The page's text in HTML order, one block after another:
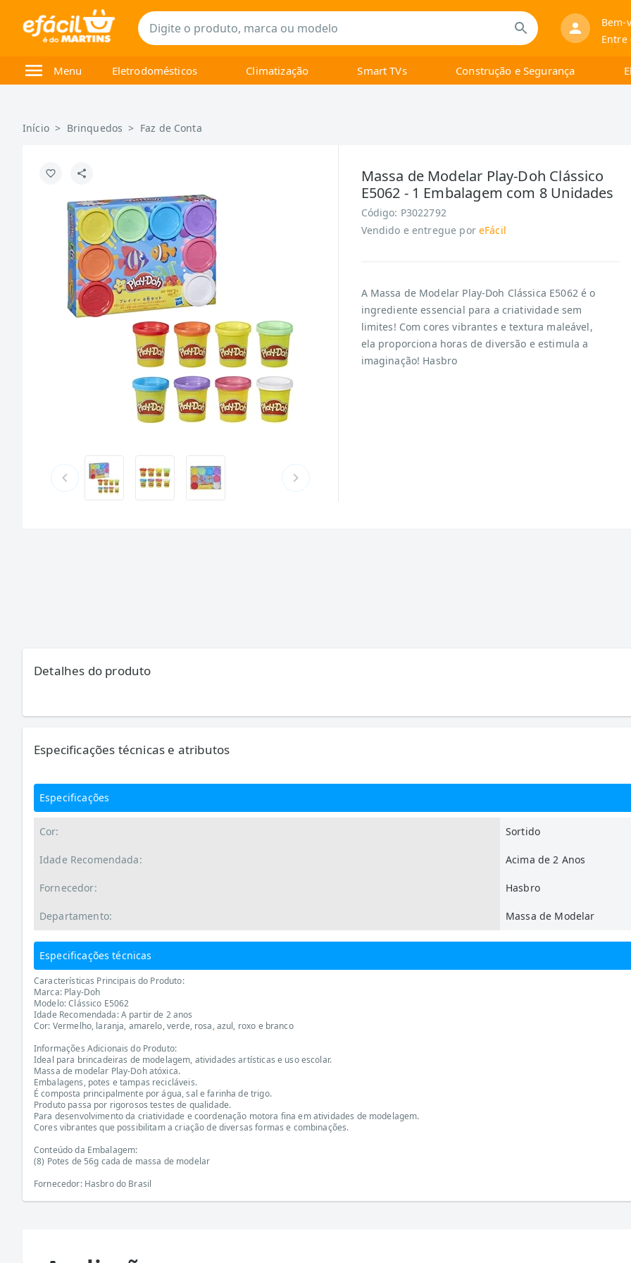
Bem-
Entre
Menu Eletrodomésticos Climatização Smart TVs Construção e Segurança
Início > Brinquedos > Faz de Conta
Massa de Modelar Play-Doh Clássico
E5062 - 1 Embalagem com 8 Unidades
Código: P3022792
Vendido e entregue por eFácil
A Massa de Modelar Play-Doh Clássica E5062 é o
ingrediente essencial para a criatividade sem
limites! Com cores vibrantes e textura maleável,
ela proporciona horas de diversão e estimula a
imaginação! Hasbro
Detalhes do produto
Especificações técnicas e atributos
Especificações
Cor: Sortido
Idade Recomendada: Acima de 2 Anos
Fornecedor: Hasbro
Departamento: Massa de Modelar
Especificações técnicas
Características Principais do Produto:
Marca: Play-Doh
Modelo: Clássico E5062
Idade Recomendada: A partir de 2 anos
Cor: Vermelho, laranja, amarelo, verde, rosa, azul, roxo e branco
Informações Adicionais do Produto:
Ideal para brincadeiras de modelagem, atividades artísticas e uso escolar.
Massa de modelar Play-Doh atóxica.
Embalagens, potes e tampas recicláveis.
É composta principalmente por água, sal e farinha de trigo.
Produto passa por rigorosos testes de qualidade.
Para desenvolvimento da criatividade e coordenação motora fina em atividades de modelagem.
Cores vibrantes que possibilitam a criação de diversas formas e combinações.
Conteúdo da Embalagem:
(8) Potes de 56g cada de massa de modelar
Fornecedor: Hasbro do Brasil